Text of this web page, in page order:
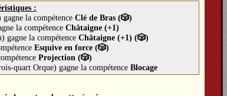
:
la compétence Clé de Bras (🎲)
la compétence Châtaigne (+1)
gagne la compétence Châtaigne (+1) (🎲)
Esquive en force (🎲)
Projection (🎲)
quart Orque) gagne la compétence Blocage